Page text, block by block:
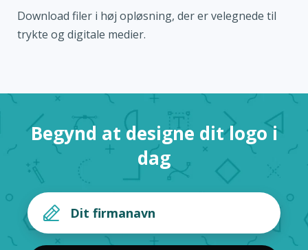
Download filer i høj opløsning, der er velegnede til
trykte og digitale medier.
Begynd at designe dit logo i
dag